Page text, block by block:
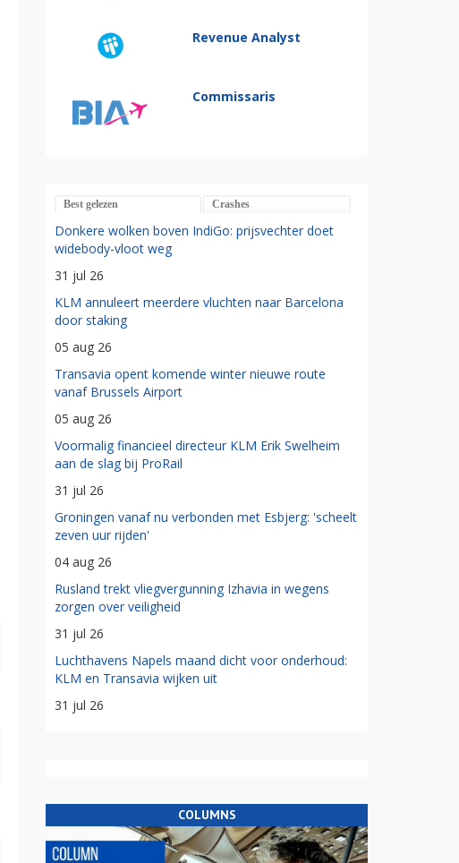
Revenue Analyst
Commissaris
Best gelezen Crashes
Donkere wolken boven IndiGo: prijsvechter doet
widebody-vloot weg
31 jul 26
KLM annuleert meerdere vluchten naar Barcelona
door staking
05 aug 26
Transavia opent komende winter nieuwe route
vanaf Brussels Airport
05 aug 26
Voormalig financieel directeur KLM Erik Swelheim
aan de slag bij ProRail
31 jul 26
Groningen vanaf nu verbonden met Esbjerg: 'scheelt
zeven uur rijden'
04 aug 26
Rusland trekt vliegvergunning Izhavia in wegens
zorgen over veiligheid
31 jul 26
Luchthavens Napels maand dicht voor onderhoud:
KLM en Transavia wijken uit
31 jul 26
COLUMNS